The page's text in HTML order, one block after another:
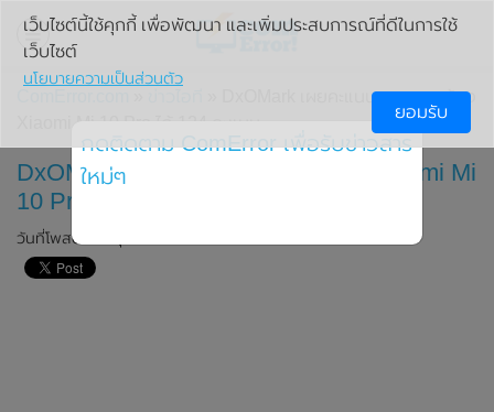
» DxOMark เผยคะแนนทดสอบกล้อง
DxOMark เผยคะแนนทดสอบกล้อง Xiaomi Mi
10 Pro ได้ 124 คะแนน
วันที่โพสต์: 14 กุมภาพันธ์ 2020
เว็บไซต์นี้ใช้คุกกี้ เพื่อพัฒนา และเพิ่มประสบการณ์ที่ดีในการใช้
เว็บไซต์
นโยบายความเป็นส่วนตัว
ยอมรับ
กดติดตาม ComError เพื่อรับข่าวสาร
ใหม่ๆ